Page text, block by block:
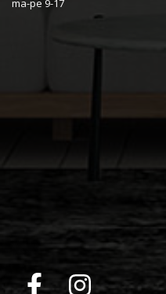
ma-pe 9-17